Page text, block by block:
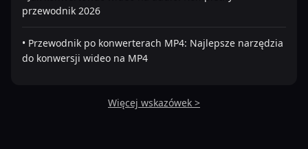
przewodnik 2026
• Przewodnik po konwerterach MP4: Najlepsze narzędzia
do konwersji wideo na MP4
Więcej wskazówek >